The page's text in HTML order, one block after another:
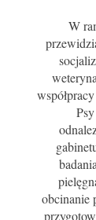
W
obcinanie